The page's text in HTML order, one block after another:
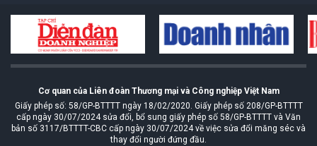
Cơ quan của Liên đoàn Thương mại và Công nghiệp Việt Nam
Giấy phép số: 58/GP-BTTTT ngày 18/02/2020. Giấy phép số 208/GP-BTTTT
cấp ngày 30/07/2024 sửa đổi, bổ sung giấy phép số 58/GP-BTTTT và Văn
bản số 3117/BTTTT-CBC cấp ngày 30/07/2024 về việc sửa đổi măng séc và
thay đổi người đứng đầu.